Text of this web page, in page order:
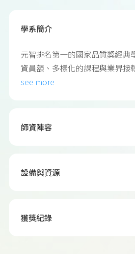
學系簡介
元智排名第一的國家品質獎經典
資員額、多樣化的課程與業界接
see more
師資陣容
設備與資源
獲獎紀錄